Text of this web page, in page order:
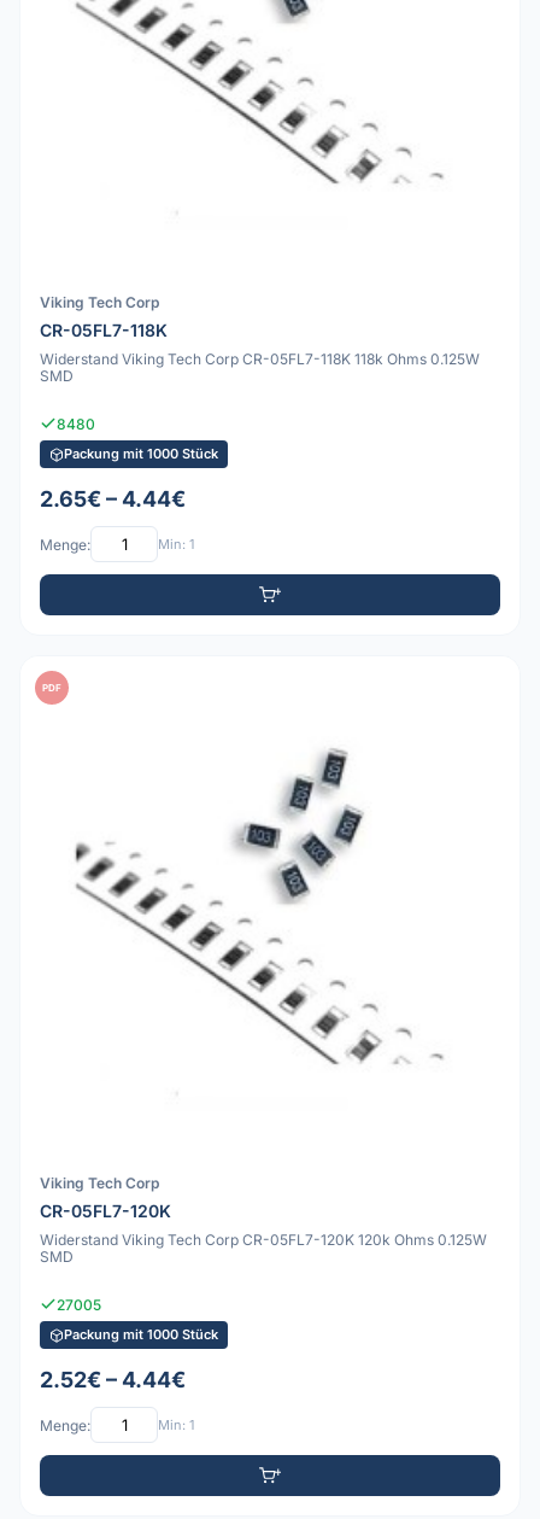
Viking Tech Corp
CR-05FL7-118K
Widerstand Viking Tech Corp CR-05FL7-118K 118k Ohms 0.125W
SMD
8480
Packung mit 1000 Stück
2.65€ – 4.44€
Menge: Min: 1
PDF
Viking Tech Corp
CR-05FL7-120K
Widerstand Viking Tech Corp CR-05FL7-120K 120k Ohms 0.125W
SMD
27005
Packung mit 1000 Stück
2.52€ – 4.44€
Menge: Min: 1